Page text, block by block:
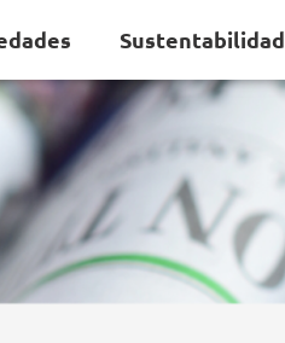
Sustentabilidad